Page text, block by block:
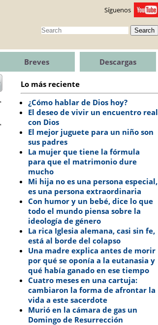
Síguenos
Search
Breves Descargas
Lo más reciente
¿Cómo hablar de Dios hoy?
El deseo de vivir un encuentro real
con Dios
El mejor juguete para un niño son
sus padres
La mujer que tiene la fórmula
para que el matrimonio dure
mucho
Mi hija no es una persona especial,
es una persona extraordinaria
Con humor y un bebé, dice lo que
todo el mundo piensa sobre la
ideología de género
La rica Iglesia alemana, casi sin fe,
está al borde del colapso
Una madre explica antes de morir
por qué se oponía a la eutanasia y
qué había ganado en ese tiempo
Cuatro meses en una cartuja:
cambiaron la forma de afrontar la
vida a este sacerdote
Murió en la cámara de gas un
Domingo de Resurrección